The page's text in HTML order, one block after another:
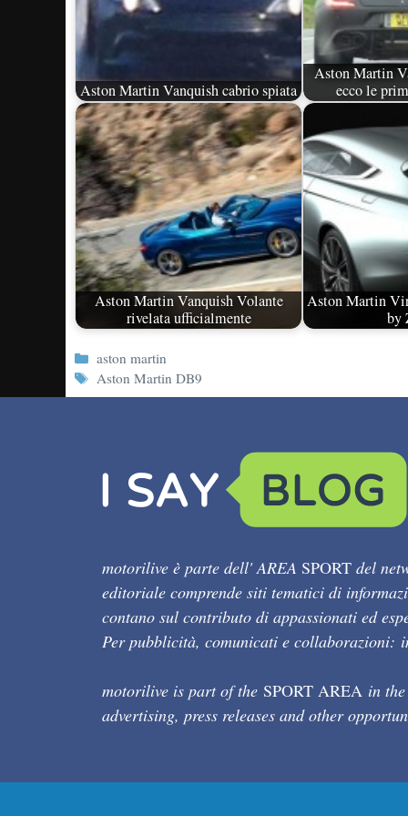
Aston Martin Vanquish cabrio spiata
Aston Martin
ecco le
Aston Martin Vanquish Volante
rivelata ufficialmente
Aston Martin
by
Categorie
aston martin
Tag
Aston Martin DB9
motorilive è parte dell' AREA SPORT del
editoriale comprende siti tematici di
contano sul contributo di appassionati ed
Per pubblicità, comunicati e collaborazioni:
motorilive is part of the SPORT AREA in
advertising, press releases and other